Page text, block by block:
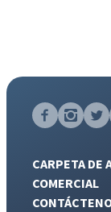
CARPETA DE
COMERCIAL